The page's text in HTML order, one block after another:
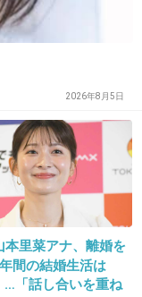
。
+9
2026年8月5日
本里菜アナ、離婚を
間の結婚生活は
…「話し合いを重ね